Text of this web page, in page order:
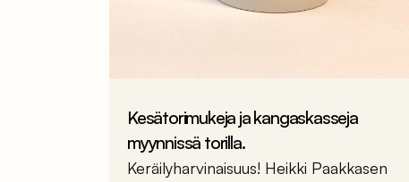
Kesätorimukeja ja kangaskasseja
myynnissä torilla.
Keräilyharvinaisuus! Heikki Paakkasen